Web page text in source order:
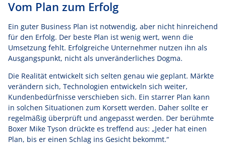
Vom Plan zum Erfolg
Ein guter Business Plan ist notwendig, aber nicht hinreichend
für den Erfolg. Der beste Plan ist wenig wert, wenn die
Umsetzung fehlt. Erfolgreiche Unternehmer nutzen ihn als
Ausgangspunkt, nicht als unveränderliches Dogma.
Die Realität entwickelt sich selten genau wie geplant. Märkte
verändern sich, Technologien entwickeln sich weiter,
Kundenbedürfnisse verschieben sich. Ein starrer Plan kann
in solchen Situationen zum Korsett werden. Daher sollte er
regelmäßig überprüft und angepasst werden. Der berühmte
Boxer Mike Tyson drückte es treffend aus: „Jeder hat einen
Plan, bis er einen Schlag ins Gesicht bekommt.“